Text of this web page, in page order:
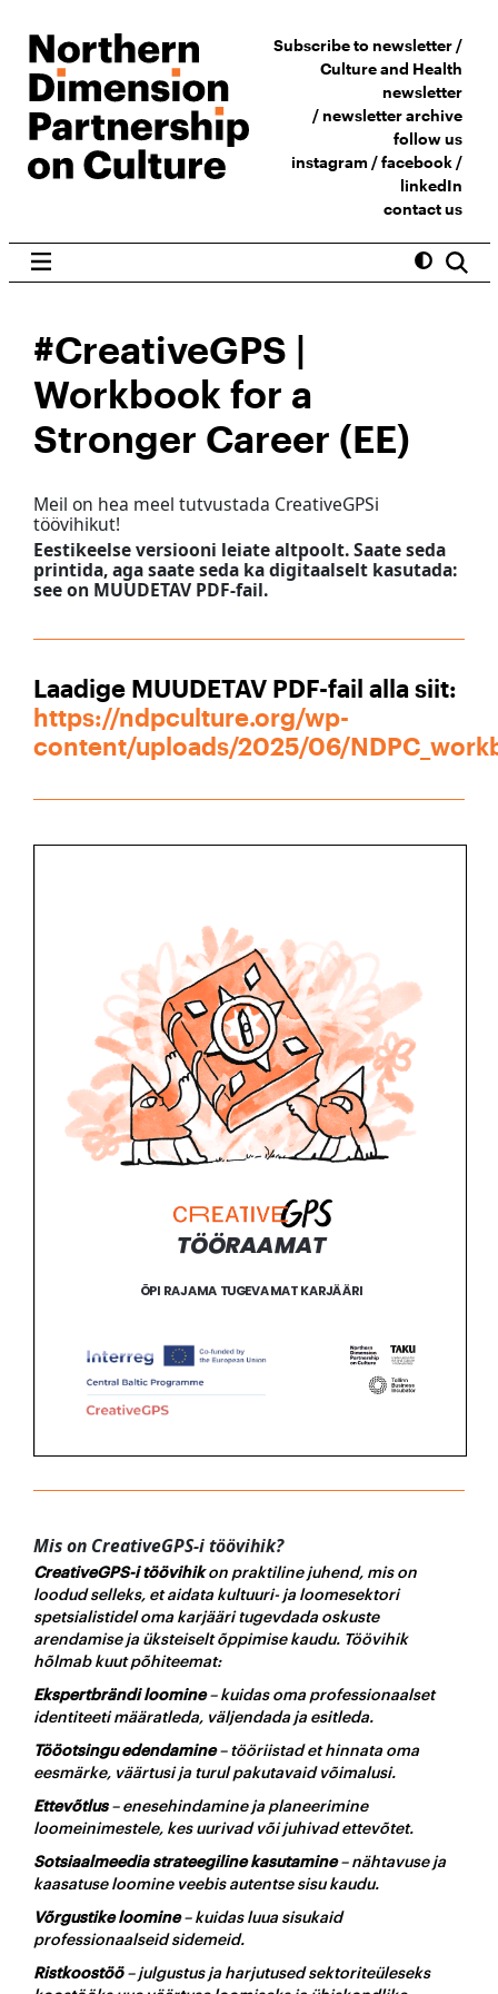
Subscribe to newsletter /
Culture and Health
newsletter
/newsletter archive
follow us
instagram /facebook/
linkedIn
contact us
#CreativeGPS |
Workbook for a
Stronger Career (EE)
Meil on hea meel tutvustada CreativeGPSi
töövihikut!
Eestikeelse versiooni leiate altpoolt. Saate seda
printida, aga saate seda ka digitaalselt kasutada:
see on MUUDETAV PDF-fail.
Laadige MUUDETAV PDF-fail alla siit:
https://ndpculture.org/wp-
content/uploads/2025/06/
Mis on CreativeGPS-i töövihik?
CreativeGPS-i töövihikon praktiline juhend, mis on
loodud selleks, et aidata kultuuri- ja loomesektori
spetsialistidel oma karjääri tugevdada oskuste
arendamise ja üksteiselt õppimise kaudu. Töövihik
hõlmab kuut põhiteemat:
Ekspertbrändi loomine– kuidas oma professionaalset
identiteeti määratleda, väljendada ja esitleda.
Tööotsingu edendamine– tööriistad et hinnata oma
eesmärke, väärtusi ja turul pakutavaid võimalusi.
Ettevõtlus– enesehindamine ja planeerimine
loomeinimestele, kes uurivad või juhivad ettevõtet.
Sotsiaalmeedia strateegiline kasutamine– nähtavuse ja
kaasatuse loomine veebis autentse sisu kaudu.
Võrgustike loomine– kuidas luua sisukaid
professionaalseid sidemeid.
Ristkoostöö– julgustus ja harjutused sektoriteüleseks